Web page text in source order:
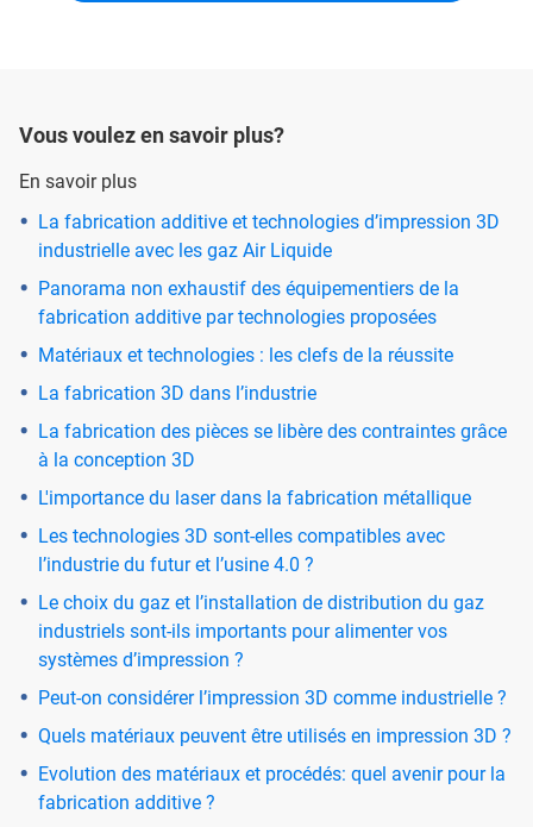
Vous voulez en savoir plus?
En savoir plus
La fabrication additive et technologies d’impression 3D
industrielle avec les gaz Air Liquide
Panorama non exhaustif des équipementiers de la
fabrication additive par technologies proposées
Matériaux et technologies : les clefs de la réussite
La fabrication 3D dans l’industrie
La fabrication des pièces se libère des contraintes grâce
à la conception 3D
L'importance du laser dans la fabrication métallique
Les technologies 3D sont-elles compatibles avec
l’industrie du futur et l’usine 4.0 ?
Le choix du gaz et l’installation de distribution du gaz
industriels sont-ils importants pour alimenter vos
systèmes d’impression ?
Peut-on considérer l’impression 3D comme industrielle ?
Quels matériaux peuvent être utilisés en impression 3D ?
Evolution des matériaux et procédés: quel avenir pour la
fabrication additive ?